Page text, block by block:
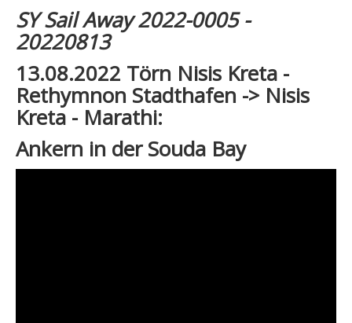
SY Sail Away 2022-0005 -
20220813
13.08.2022 Törn Nisis Kreta -
Rethymnon Stadthafen -> Nisis
Kreta - Marathi:
Ankern in der Souda Bay